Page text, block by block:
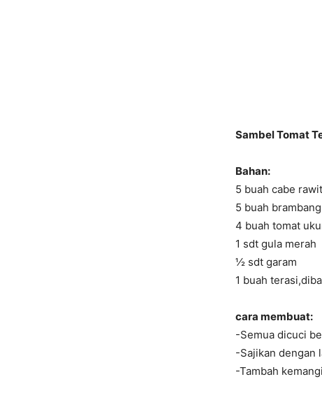
Sambel Tomat
Bahan:
5 buah cabe rawit
5 buah
4 buah tomat
1 sdt gula merah
½ sdt garam
1 buah
cara membuat:
-Semua dicuci
-Sajikan dengan
-Tambah